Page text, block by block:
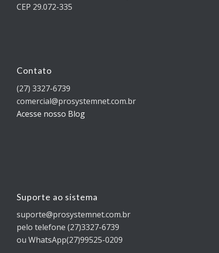
CEP 29.072-335
Contato
(27) 3327-6739
comercial@prosystemnet.com.br
Acesse nosso Blog
Suporte ao sistema
suporte@prosystemnet.com.br
pelo telefone (27)3327-6739
ou WhatsApp(27)99525-0209